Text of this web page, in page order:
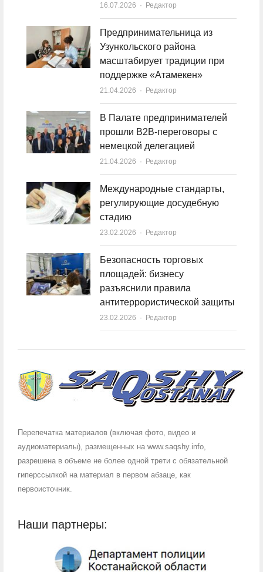
16.07.2026 Author
Редактор
Предпринимательница из
Узункольского района
масштабирует традиции при
поддержке «Атамекен»
21.04.2026 Author
Редактор
В Палате предпринимателей
прошли B2B-переговоры с
немецкой делегацией
21.04.2026 Author
Редактор
Международные стандарты,
регулирующие досудебную
стадию
23.02.2026 Author
Редактор
Безопасность торговых
площадей: бизнесу
разъяснили правила
антитеррористической защиты
23.02.2026 Author
Редактор
Перепечатка материалов (включая фото, видео и
аудиоматериалы), размещенных на www.saqshy.info,
разрешена в объеме не более одной трети с обязательной
гиперссылкой на материал в первом абзаце, как
первоисточник.
Наши партнеры: